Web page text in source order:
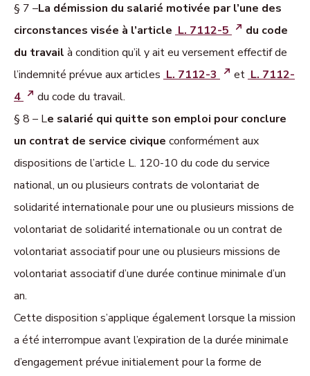
§ 7 –La démission du salarié motivée par l’une des
circonstances visée à l’article L. 7112-5
du code
du travail à condition qu’il y ait eu versement effectif de
l’indemnité prévue aux articles L. 7112-3 et L. 7112-
4
du code du travail.
§ 8 – Le salarié qui quitte son emploi pour conclure
un contrat de service civique conformément aux
dispositions de l’article L. 120-10 du code du service
national, un ou plusieurs contrats de volontariat de
solidarité internationale pour une ou plusieurs missions de
volontariat de solidarité internationale ou un contrat de
volontariat associatif pour une ou plusieurs missions de
volontariat associatif d’une durée continue minimale d’un
an.
Cette disposition s’applique également lorsque la mission
a été interrompue avant l’expiration de la durée minimale
d’engagement prévue initialement pour la forme de